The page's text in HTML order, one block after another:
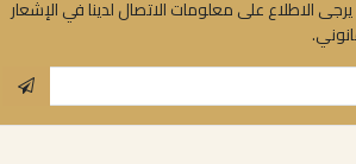
الاطلاع على معلومات الاتصال لدينا في الإشعار